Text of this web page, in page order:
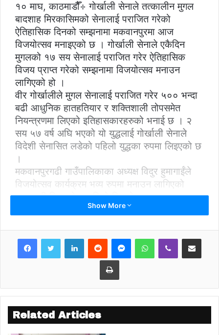
१० माघ, काठमाडौैँ÷ गोर्खाली सेनाले तत्कालीन मुगल
बादशाह मिरकासिमको सेनालाई पराजित गरेको
ऐतिहासिक दिनको सम्झनामा मकवानपुरमा आज
विजयोत्सव मनाइएको छ । गोर्खाली सेनाले एकैदिन
मुगलको १७ सय सेनालाई पराजित गरेर ऐतिहासिक
विजय प्राप्त गरेको सम्झनामा विजयोत्सव मनाउन
लागिएको हो ।
वीर गोर्खालीले मुगल सेनालाई पराजित गरेर ५०० भन्दा
बढी आधुनिक हातहतियार र शक्तिशाली तोपसमेत
नियन्त्रणमा लिएको इतिहासकारहरुको भनाई छ । २
सय ५७ वर्ष अघि भएको यो युद्धलाई गोर्खाली सेनाले
विदेशी सेनासित लडेको पहिलो युद्धका रुपमा लिइएको छ
।
मकवानपुरगढी गाउँपालिकाका अध्यक्ष विदुर हुमागाईंले
विजयोत्सव कार्यक्रम भव्य रुपमा मनाउन लागिएको
जानकारी दिनुभयो । पहिलो विजयोत्सव मनाउन
तत्कालीन राजा पृथ्वीनारायण शाह स्वयम् गढीमा
व्यवस्थित र भव्य कार्यक्रम गरेर मनाउन थालेको भने
केहि वर्ष मात्रै भएको गढी संरक्षण र व्यवस्थापनमा
सक्रिय बद्री खतिवडाले जानकारी दिनुभयो ।
Show More
LinkedInReddit MessengerWhatsAppViber Share via Email
Print
Related Articles